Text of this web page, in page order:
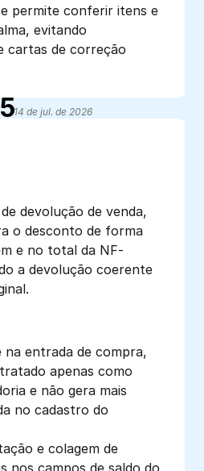
e permite conferir itens e
evitando
cartas de correção
14 de jul. de 2026
devolução de venda,
o desconto de forma
e no total da NF-
a devolução coerente
entrada de compra,
apenas como
e não gera mais
no cadastro do
e colagem de
nos campos de saldo do